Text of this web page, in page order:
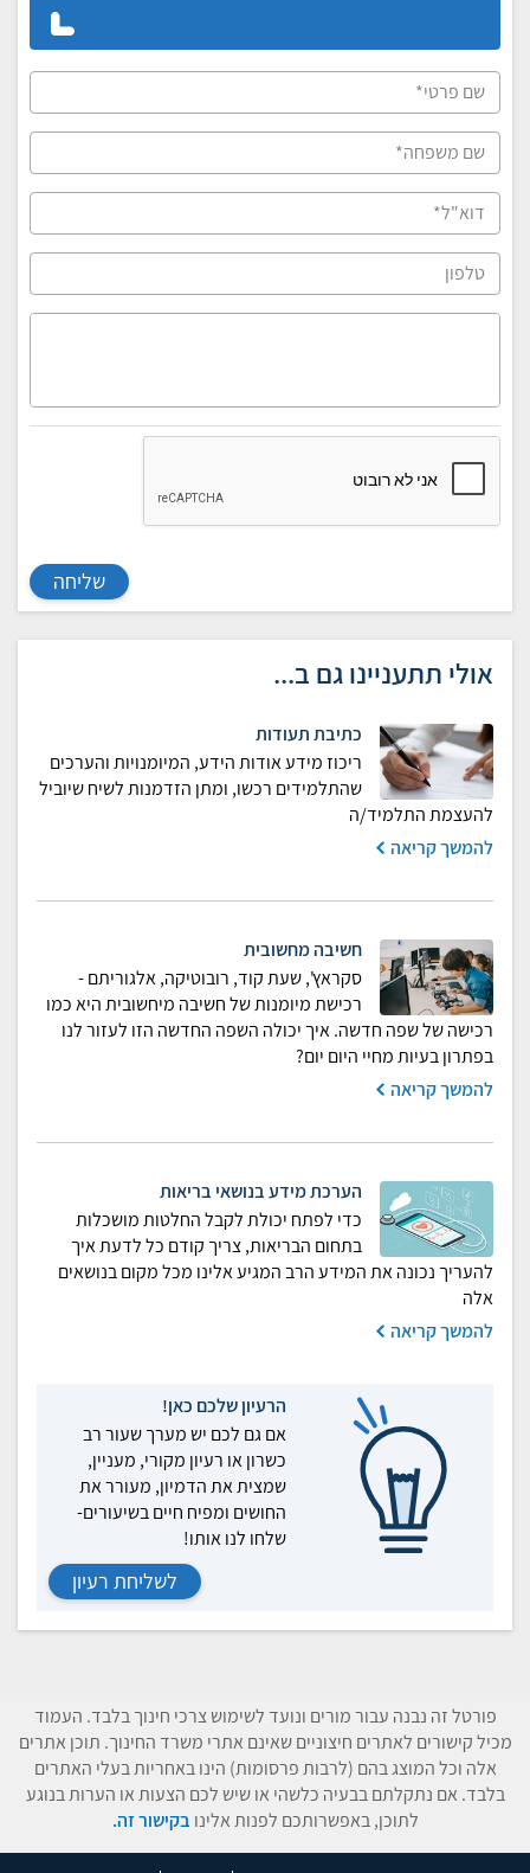
שליחה
אולי תתעניינו גם ב...
כתיבת תעודות
ריכוז מידע אודות הידע, המיומנויות והערכים
שהתלמידים רכשו, ומתן הזדמנות לשיח שיוביל
להעצמת התלמיד/ה
להמשך קריאה
חשיבה מחשובית
סקראץ', שעת קוד, רובוטיקה, אלגוריתם -
רכישת מיומנות של חשיבה מיחשובית היא כמו
רכישה של שפה חדשה. איך יכולה השפה החדשה הזו לעזור לנו
בפתרון בעיות מחיי היום יום?
להמשך קריאה
הערכת מידע בנושאי בריאות
כדי לפתח יכולת לקבל החלטות מושכלות
בתחום הבריאות, צריך קודם כל לדעת איך
להעריך נכונה את המידע הרב המגיע אלינו מכל מקום בנושאים
אלה
להמשך קריאה
הרעיון שלכם כאן!
אם גם לכם יש מערך שעור רב
כשרון או רעיון מקורי, מעניין,
שמצית את הדמיון, מעורר את
החושים ומפיח חיים בשיעורים-
שלחו לנו אותו!
לשליחת רעיון
פורטל זה נבנה עבור מורים ונועד לשימוש צרכי חינוך בלבד. העמוד
מכיל קישורים לאתרים חיצוניים שאינם אתרי משרד החינוך. תוכן אתרים
אלה וכל המוצג בהם (לרבות פרסומות) הינו באחריות בעלי האתרים
בלבד. אם נתקלתם בבעיה כלשהי או שיש לכם הצעות או הערות בנוגע
לתוכן, באפשרותכם לפנות אלינו בקישור זה.